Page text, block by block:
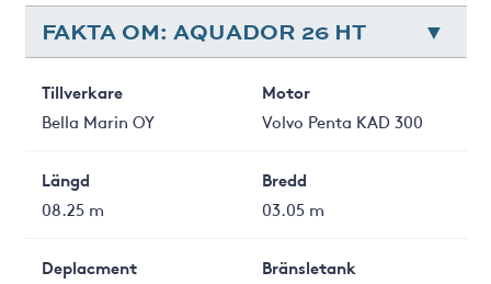
FAKTA OM: AQUADOR 26 HT
Tillverkare
Bella Marin OY
Motor
Volvo Penta KAD 300
Längd
08.25 m
Bredd
03.05 m
Deplacment
Bränsletank